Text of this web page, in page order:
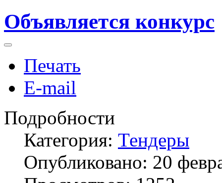
Объявляется конкурс
Печать
E-mail
Подробности
Категория: Тендеры
Опубликовано: 20